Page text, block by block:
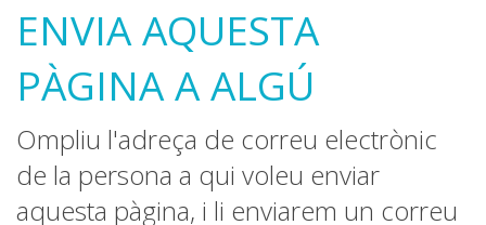
ENVIA AQUESTA
PÀGINA A ALGÚ
Ompliu l'adreça de correu electrònic
de la persona a qui voleu enviar
aquesta pàgina, i li enviarem un correu